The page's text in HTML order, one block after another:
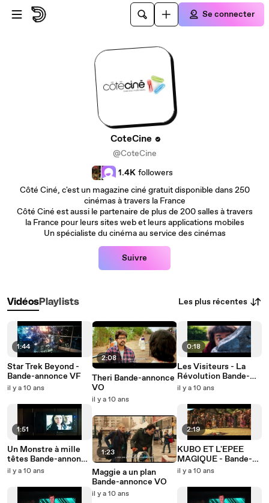
Passer au contenu principal
Se connecter
CoteCine
@CoteCine
1.4K followers
Côté Ciné, c'est un magazine ciné gratuit disponible dans 250
cinémas à travers la France
Côté Ciné est aussi le partenaire de plus de 200 salles à travers
la France pour leurs sites web et leurs applications mobiles
Un spécialiste du cinéma au service des cinémas
Suivre
VidéosPlaylists Les plus récentes
1:44
Star Trek Beyond -
Bande-annonce VF
il y a 10 ans
1:51
Un Monstre à mille
têtes Bande-annonce
VO
il y a 10 ans
2:08
Theri Bande-annonce
VO
il y a 10 ans
1:23
Maggie a un plan
Bande-annonce VO
il y a 10 ans
0:18
Les Visiteurs - La
Révolution Bande-
annonce VF
il y a 10 ans
2:19
KUBO ET L'EPEE
MAGIQUE - Bande-
annonce VF
il y a 10 ans